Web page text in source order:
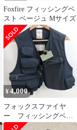
Foxfire フィッシングベ
スト ベージュ Mサイズ
¥4,000
フォックスファイヤ
ー フィッシングベス
ト Mサイズ